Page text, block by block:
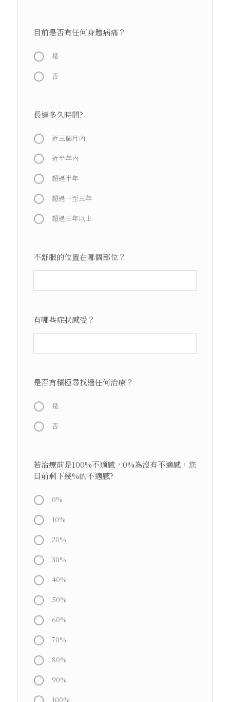
目前是否有任何身體病痛？
是
否
長達多久時間?
近三個月內
近半年內
超過半年
超過一至三年
超過三年以上
不舒服的位置在哪個部位？
有哪些症狀感受？
是否有積極尋找過任何治療？
是
否
若治療前是100%不適感，0%為沒有不適感，您
目前剩下幾%的不適感?
0%
10%
20%
30%
40%
50%
60%
70%
80%
90%
100%